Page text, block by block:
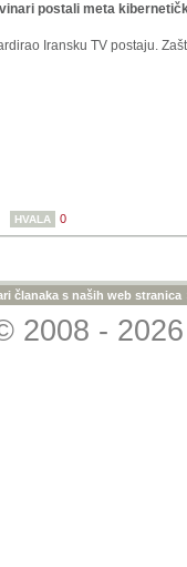
postali meta
Iransku TV postaju.
HVALA 0
članaka s naših web stranica
2008 -